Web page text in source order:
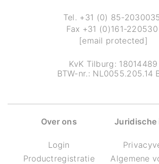
Tel. +31 (0) 85-
Fax +31 (0)161-220530
[email protected]
KvK Tilburg: 18014489
BTW-nr.: NL0055.205.14
Over ons
Login
Productregistratie
Juridische
Algemene